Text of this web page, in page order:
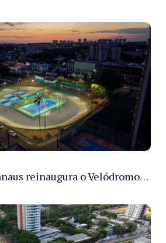
Prefeitura de Manaus reinaugura o Velódromo Professora Alzira Campos e entrega espaço esportivo totalmente revitalizado